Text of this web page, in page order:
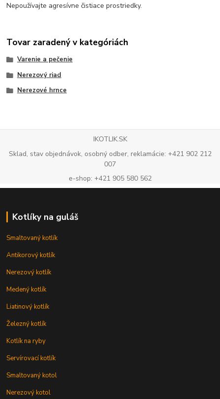
Nepoužívajte agresívne čistiace prostriedky.
Tovar zaradený v kategóriách
Varenie a pečenie
Nerezový riad
Nerezové hrnce
IKOTLIK.SK
Sklad, stav objednávok, osobný odber, reklamácie: +421 902 212
007
e-shop: +421 905 580 562
Kotlíky na guláš
Smaltovaný kotlík
Antikorový kotlík
Nerezový kotlík
Medený kotlík
Liatinový kotlík
Železný kotlík
Kotlík na ryby
Servírovací kotlík
Smaltovaný kotol
Nerezový kotol